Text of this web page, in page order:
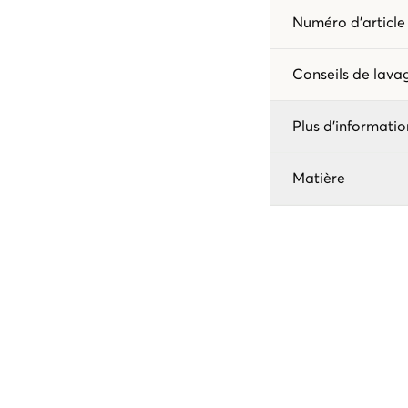
Numéro d'article
Conseils de
Plus
Matière